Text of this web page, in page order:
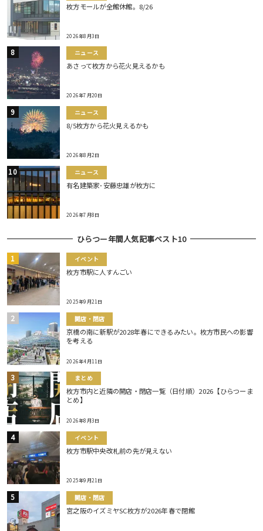
枚方モールが全館休館。8/26
2026年8月3日
ニュース
あさって枚方から花火見えるかも
2026年7月20日
ニュース
8/5枚方から花火見えるかも
2026年8月2日
ニュース
有名建築家･安藤忠雄が枚方に
2026年7月8日
ひらつー年間人気記事ベスト10
イベント
枚方市駅に人すんごい
2025年9月21日
開店・閉店
京橋の南に新駅が2028年春にできるみたい。枚方市民への影響
を考える
2026年4月11日
まとめ
枚方市内と近隣の開店・閉店一覧（日付順）2026【ひらつーま
とめ】
2026年8月3日
イベント
枚方市駅中央改札前の先が見えない
2025年9月21日
開店・閉店
宮之阪のイズミヤSC枚方が2026年春で閉館